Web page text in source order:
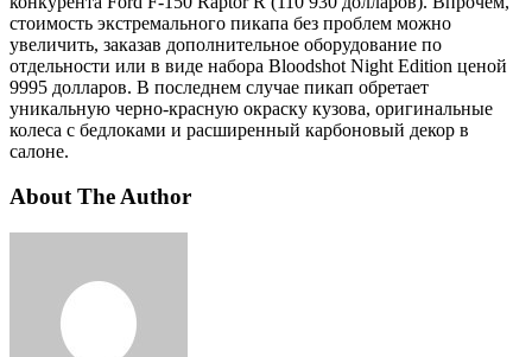
стоимость экстремального пикапа без проблем можно
увеличить, заказав дополнительное оборудование по
отдельности или в виде набора Bloodshot Night Edition ценой
9995 долларов. В последнем случае пикап обретает
уникальную черно-красную окраску кузова, оригинальные
колеса с бедлоками и расширенный карбоновый декор в
салоне.
About The Author